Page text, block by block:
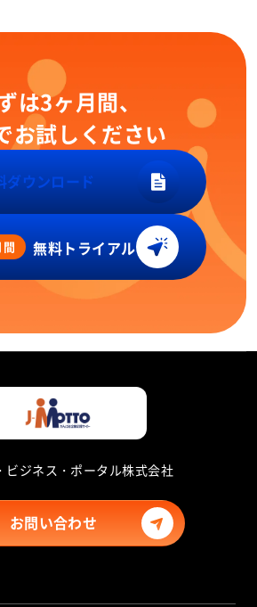
は3ヶ月間、
お試しください
ダウンロード
無料トライアル
ビジネス・ポータル株式会社
お問い合わせ